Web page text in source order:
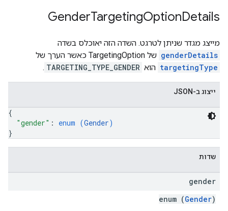
GenderTargetingOptionDetails
מייצג מגדר שניתן לטרגט. השדה הזה יאוכלס בשדה
genderDetails של TargetingOption כאשר הערך של
targetingType הוא TARGETING_TYPE_GENDER
.
ייצוג ב-JSON
{
"gender" : enum (Gender)
}
שדות
gender
enum (Gender)